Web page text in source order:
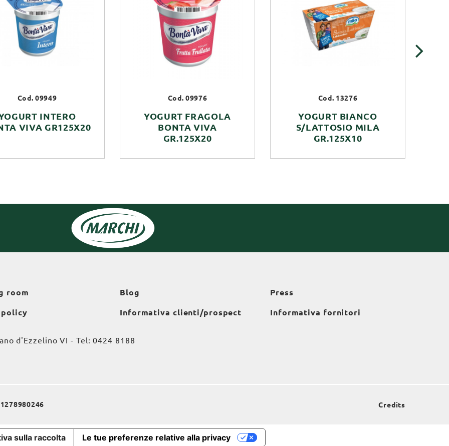
Cod. 09949
INTERO
VIVA GR125X20
Cod. 09976
YOGURT FRAGOLA
BONTA VIVA
GR.125X20
Cod. 13276
YOGURT BIANCO
S/LATTOSIO MILA
GR.125X10
room
policy
Blog
Informativa clienti/prospect
Press
Informativa fornitori
d'Ezzelino VI - Tel:0424 8188
Credits
sulla raccolta Le tue preferenze relative alla privacy